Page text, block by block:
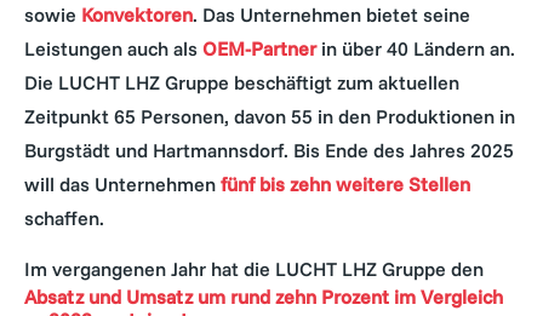
sowie Konvektoren. Das Unternehmen bietet seine
Leistungen auch als OEM-Partnerin über 40 Ländern an.
Die LUCHT LHZ Gruppe beschäftigt zum aktuellen
Zeitpunkt 65 Personen, davon 55 in den Produktionen in
Burgstädt und Hartmannsdorf. Bis Ende des Jahres 2025
will das Unternehmen fünf bis zehn weitere Stellen
schaffen.
Im vergangenen Jahr hat die LUCHT LHZ Gruppe den
Absatz und Umsatz um rund zehn Prozent im Vergleich